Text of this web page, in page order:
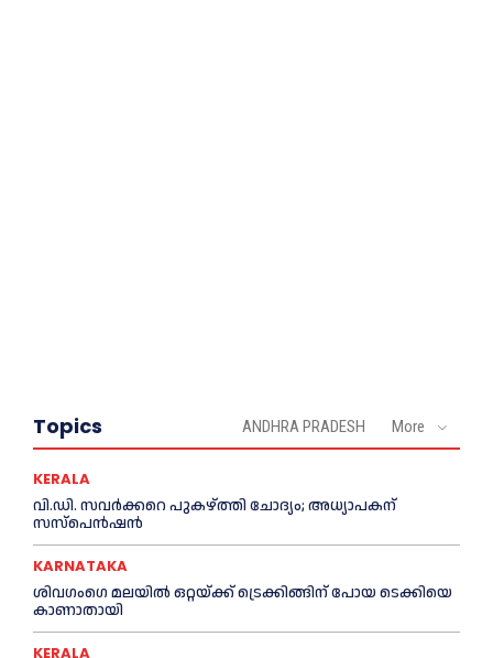
Topics ANDHRA PRADESH More
KERALA
വി.ഡി. സവർക്കറെ പുകഴ്ത്തി ചോദ്യം; അധ്യാപകന്
സസ്പെൻഷൻ
KARNATAKA
ശിവഗംഗെ മലയിൽ ഒറ്റയ്ക്ക് ട്രെക്കിങ്ങിന് പോയ ടെക്കിയെ
കാണാതായി
KERALA